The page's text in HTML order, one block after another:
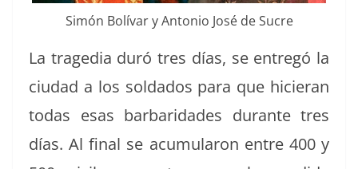
Simón Bolí­var y Anto­nio José de Sucre
La trage­dia duró tres días, se entregó la
ciu­dad a los sol­da­dos para que hicier­an
todas esas bar­bari­dades durante tres
días. Al final se acu­mu­la­ron entre 400 y